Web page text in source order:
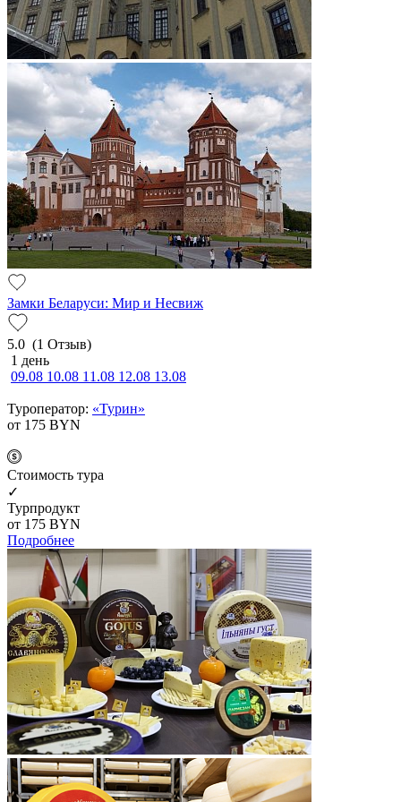
Замки Беларуси: Мир и Несвиж
5.0 (1 Отзыв)
1 день
09.08 10.08 11.08 12.08 13.08
Туроператор: «Турин»
от 175 BYN
Cтоимость тура
✓
Турпродукт
от 175 BYN
Подробнее